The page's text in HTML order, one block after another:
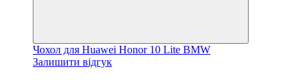
Чохол для Huawei Honor 10 Lite BMW
Залишити відгук